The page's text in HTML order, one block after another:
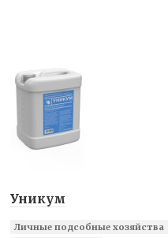
Уникум
Личные подсобные хозяйства